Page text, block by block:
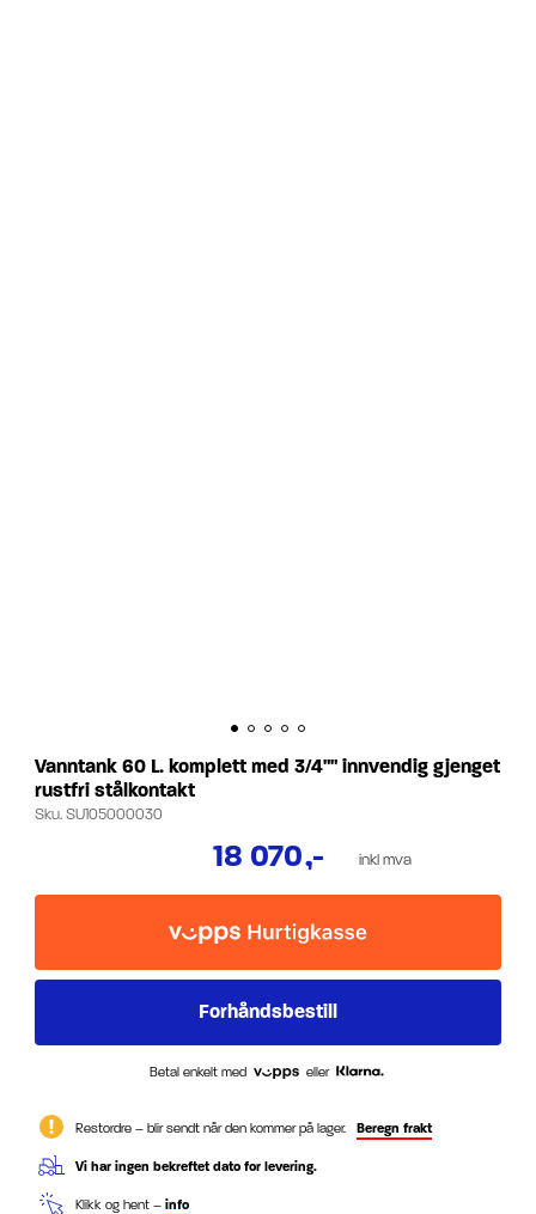
Vanntank 60 L. komplett med 3/4"" innvendig gjenget
rustfri stålkontakt
Sku.SU105000030
18 070,- inkl mva
Betal enkelt med eller
Restordre – blir sendt når den kommer på lager. Beregn frakt
Vi har ingen bekreftet dato for levering.
Klikk og hent – info